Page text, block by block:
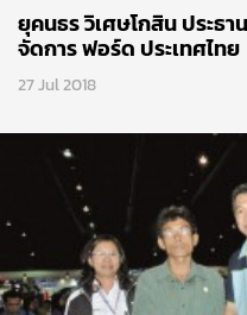
ยุคนธร วิเศษโกสิน ประธ
จัดการ ฟอร์ด ประเทศไทย
27 Jul 2018